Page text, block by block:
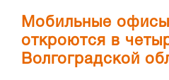
Мобильные
откроются в
Волгоградской